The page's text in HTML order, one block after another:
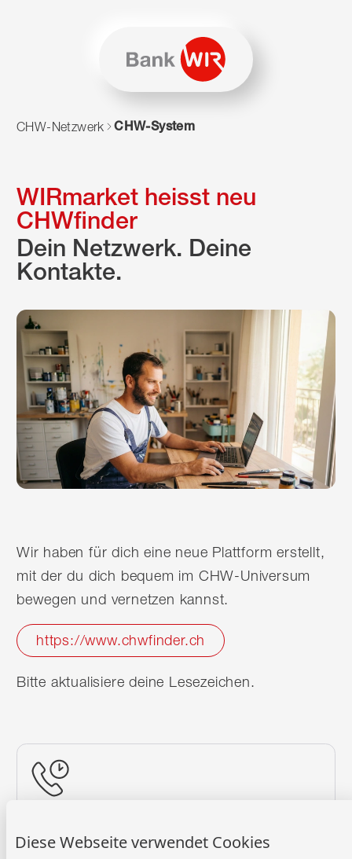
Diese Webseite verwendet Cookies
Zum Navigieren dieser Seite wird JavaScript benötigt.
CHW-Netzwerk CHW-System
WIRmarket heisst neu
CHWfinder
Dein Netzwerk. Deine
Kontakte.
Wir haben für dich eine neue Plattform erstellt,
mit der du dich bequem im CHW-Universum
bewegen und vernetzen kannst.
https://www.chwfinder.ch
Bitte aktualisiere deine Lesezeichen.